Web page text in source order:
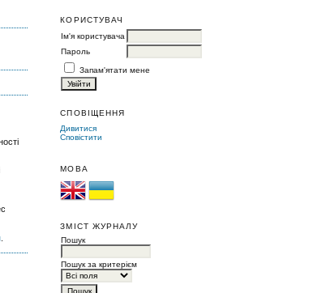
КОРИСТУВАЧ
Ім'я користувача
Пароль
Запам'ятати мене
СПОВІЩЕННЯ
Дивитися
Сповістити
МОВА
ЗМІСТ ЖУРНАЛУ
Пошук
Пошук за критерієм